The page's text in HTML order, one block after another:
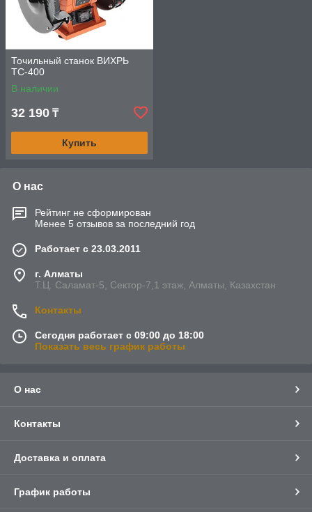
Точильный станок ВИХРЬ
ТС-400
В наличии
32 190 ₸
Купить
О нас
Рейтинг не сформирован
Менее 5 отзывов за последний год
Работает с 23.03.2011
г. Алматы
Т.Ц. Саламат-5, Cектор-7,1 этаж, Алматы, Казахстан
Контакты
Сегодня работает с 09:00 до 18:00
Показать весь график работы
О нас
Контакты
Доставка и оплата
График работы